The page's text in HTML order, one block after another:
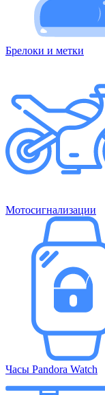
Брелоки и метки
Мотосигнализации
Часы Pandora Watch